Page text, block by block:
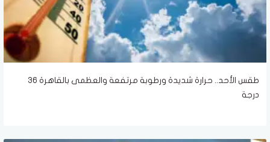
طقس الأحد.. حرارة شديدة ورطوبة مرتفعة والعظمى بالقاهرة 36
درجة